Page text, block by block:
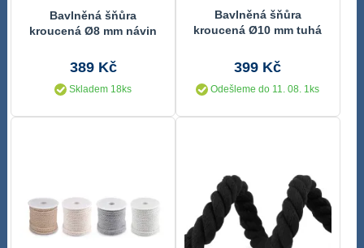
Bavlněná šňůra
kroucená Ø8 mm návin
389 Kč
Skladem 18ks
Bavlněná šňůra
kroucená Ø10 mm tuhá
399 Kč
Odešleme do 11. 08. 1ks